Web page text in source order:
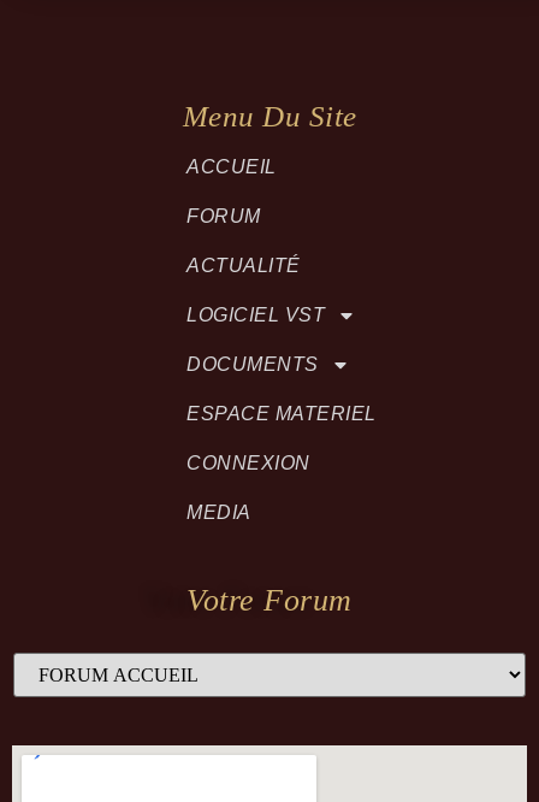
Menu Du Site
ACCUEIL
FORUM
ACTUALITÉ
LOGICIEL VST
DOCUMENTS
ESPACE MATERIEL
CONNEXION
MEDIA
Votre Forum